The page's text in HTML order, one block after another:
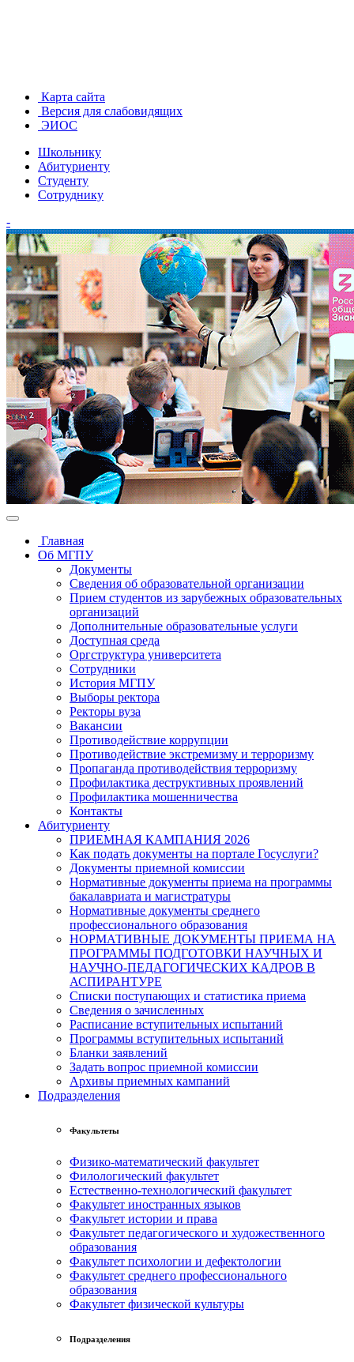
Карта сайта
Версия для слабовидящих
ЭИОС
Школьнику
Абитуриенту
Студенту
Сотруднику
-
Главная
Об МГПУ
Документы
Сведения об образовательной организации
Прием студентов из зарубежных образовательных
организаций
Дополнительные образовательные услуги
Доступная среда
Оргструктура университета
Сотрудники
История МГПУ
Выборы ректора
Ректоры вуза
Вакансии
Противодействие коррупции
Противодействие экстремизму и терроризму
Пропаганда противодействия терроризму
Профилактика деструктивных проявлений
Профилактика мошенничества
Контакты
Абитуриенту
ПРИЕМНАЯ КАМПАНИЯ 2026
Как подать документы на портале Госуслуги?
Документы приемной комиссии
Нормативные документы приема на программы
бакалавриата и магистратуры
Нормативные документы среднего
профессионального образования
НОРМАТИВНЫЕ ДОКУМЕНТЫ ПРИЕМА НА
ПРОГРАММЫ ПОДГОТОВКИ НАУЧНЫХ И
НАУЧНО-ПЕДАГОГИЧЕСКИХ КАДРОВ В
АСПИРАНТУРЕ
Списки поступающих и статистика приема
Сведения о зачисленных
Расписание вступительных испытаний
Программы вступительных испытаний
Бланки заявлений
Задать вопрос приемной комиссии
Архивы приемных кампаний
Подразделения
Факультеты
Физико-математический факультет
Филологический факультет
Естественно-технологический факультет
Факультет иностранных языков
Факультет истории и права
Факультет педагогического и художественного
образования
Факультет психологии и дефектологии
Факультет среднего профессионального
образования
Факультет физической культуры
Подразделения